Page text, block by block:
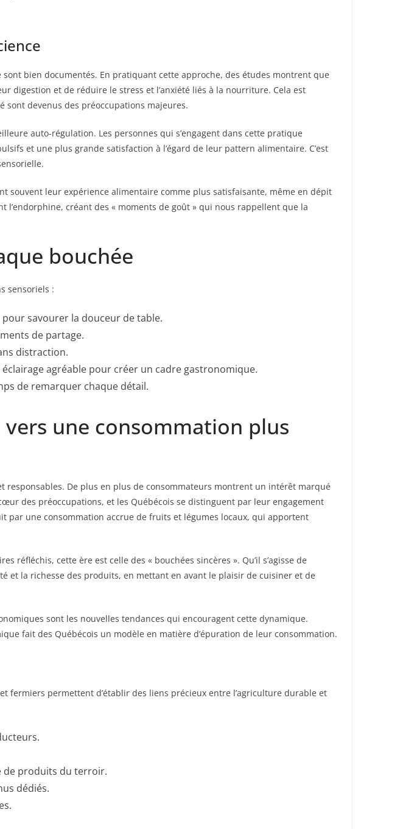
bien documentés. En pratiquant cette approche, des études montrent que
digestion et de réduire le stress et l’anxiété liés à la nourriture. Cela est
sont devenus des préoccupations majeures.
auto-régulation. Les personnes qui s’engagent dans cette pratique
et une plus grande satisfaction à l’égard de leur pattern alimentaire. C’est
souvent leur expérience alimentaire comme plus satisfaisante, même en dépit
créant des « moments de goût » qui nous rappellent que la
bouchée
sensoriels :
savourer la douceur de table.
de partage.
distraction.
agréable pour créer un cadre gastronomique.
de remarquer chaque détail.
vers une consommation plus
responsables. De plus en plus de consommateurs montrent un intérêt marqué
des préoccupations, et les Québécois se distinguent par leur engagement
par une consommation accrue de fruits et légumes locaux, qui apportent
réfléchis, cette ère est celle des « bouchées sincères ». Qu’il s’agisse de
et la richesse des produits, en mettant en avant le plaisir de cuisiner et de
sont les nouvelles tendances qui encouragent cette dynamique.
fait des Québécois un modèle en matière d’épuration de leur consommation.
fermiers permettent d’établir des liens précieux entre l’agriculture durable et
de produits du terroir.
dédiés.